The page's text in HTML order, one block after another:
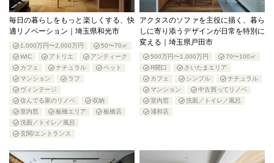
毎日の暮らしをもっと楽しくする、快
適リノベーション｜埼玉県和光市
1,000万円〜2,000万円
50〜70㎡
WIC
アトリエ
アンティーク
カフェ
ナチュラル
ペット
マンション
ラフ
ヴィンテージ
住んでる家のリノベ
収納
室内窓
板橋エリア
板橋店
洗面／トイレ／風呂
玄関/エントランス
アクタスのソファを主役に描く、暮ら
しに寄り添うデザインが日常を特別に
変える｜埼玉県戸田市
500万円〜1,000万円
70〜100㎡
R開口
さいたまエリア
カフェ
シンプル
ナチュラル
マンション
中古買ってリノベ
室内窓
洗面／トイレ／風呂
浦和店